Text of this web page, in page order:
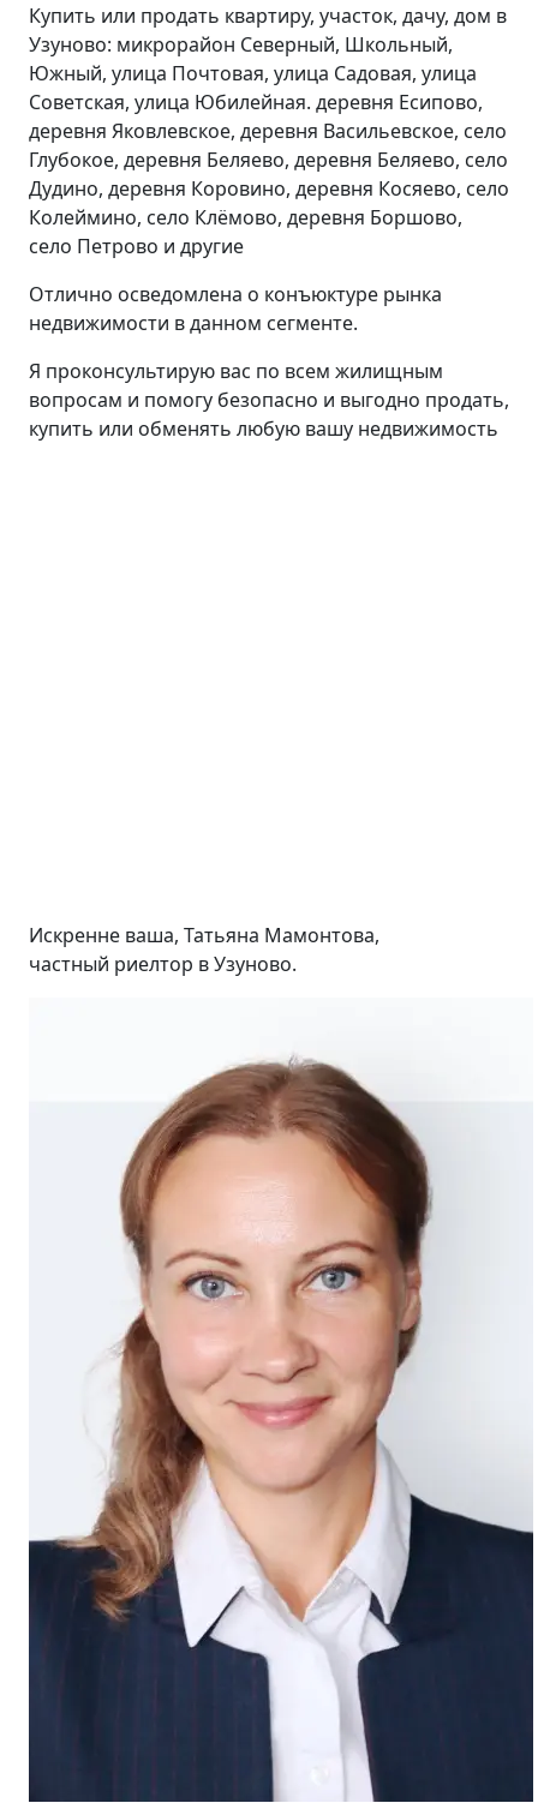
Купить или продать квартиру, участок, дачу, дом в
Узуново: микрорайон Северный, Школьный,
Южный, улица Почтовая, улица Садовая, улица
Советская, улица Юбилейная. деревня Есипово,
деревня Яковлевское, деревня Васильевское, село
Глубокое, деревня Беляево, деревня Беляево, село
Дудино, деревня Коровино, деревня Косяево, село
Колеймино, село Клёмово, деревня Боршово,
село Петрово и другие
Отлично осведомлена о конъюктуре рынка
недвижимости в данном сегменте.
Я проконсультирую вас по всем жилищным
вопросам и помогу безопасно и выгодно продать,
купить или обменять любую вашу недвижимость
Искренне ваша, Татьяна Мамонтова,
частный риелтор в Узуново.